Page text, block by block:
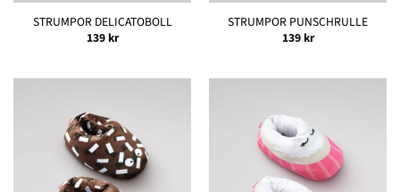
STRUMPOR DELICATOBOLL
139kr
STRUMPOR PUNSCHRULLE
139kr